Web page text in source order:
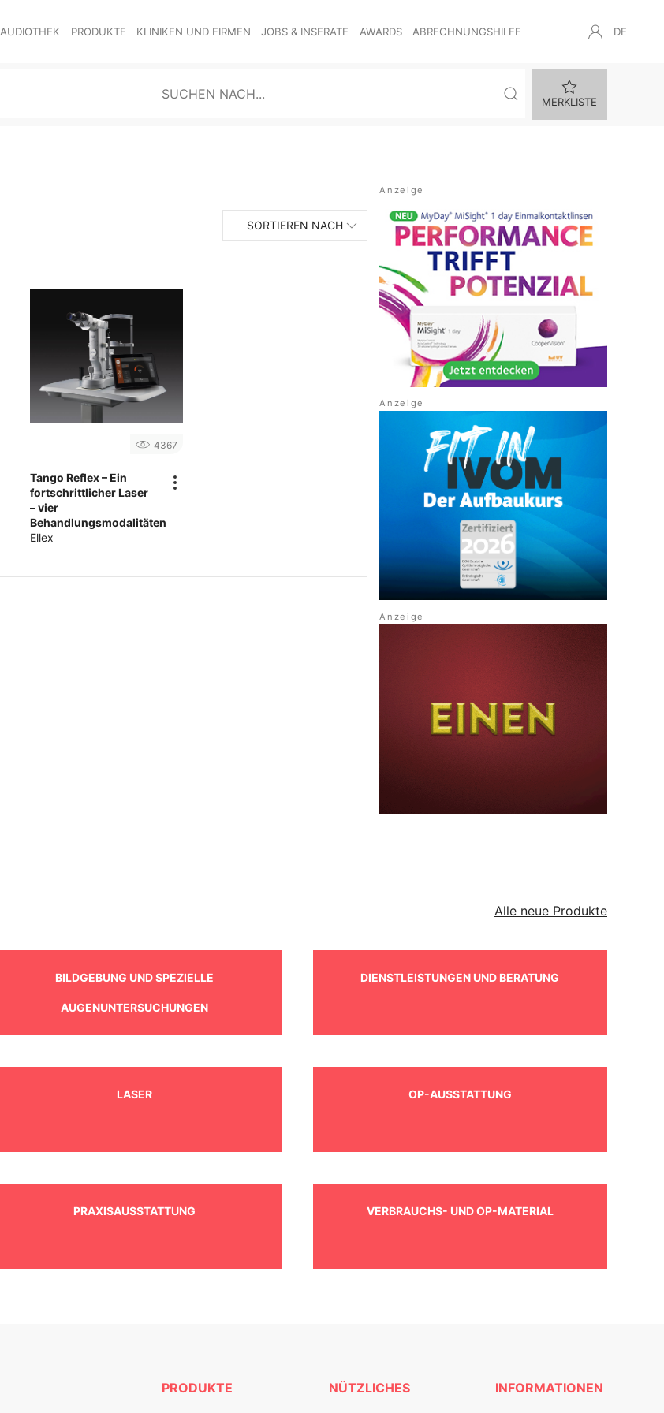
AUDIOTHEK PRODUKTE KLINIKEN UND FIRMEN JOBS & INSERATE AWARDS ABRECHNUNGSHILFE DE
MERKLISTE
SORTIEREN NACH
4367
Tango Reflex – Ein
fortschrittlicher Laser
– vier
Behandlungsmodalitäten
Ellex
Alle neue Produkte
BILDGEBUNG UND SPEZIELLE
AUGENUNTERSUCHUNGEN
DIENSTLEISTUNGEN UND BERATUNG
LASER OP-AUSSTATTUNG
PRAXISAUSSTATTUNG VERBRAUCHS- UND OP-MATERIAL
PRODUKTE NÜTZLICHES INFORMATIONEN